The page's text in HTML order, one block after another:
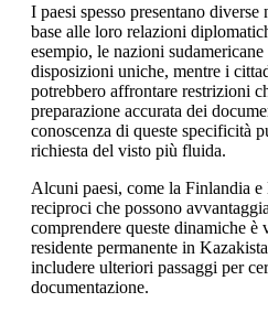
I paesi spesso presentano
base alle loro relazioni
esempio, le nazioni
disposizioni uniche, mentre i
potrebbero affrontare restrizioni
preparazione accurata dei
conoscenza di queste specificità
richiesta del visto più fluida.
Alcuni paesi, come la Finlandia
reciproci che possono
comprendere queste dinamiche è
residente permanente in
includere ulteriori passaggi per
documentazione.